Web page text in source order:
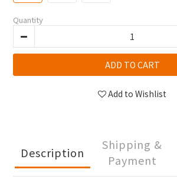
Quantity
ADD TO CART
Add to Wishlist
Description
Shipping &
Payment